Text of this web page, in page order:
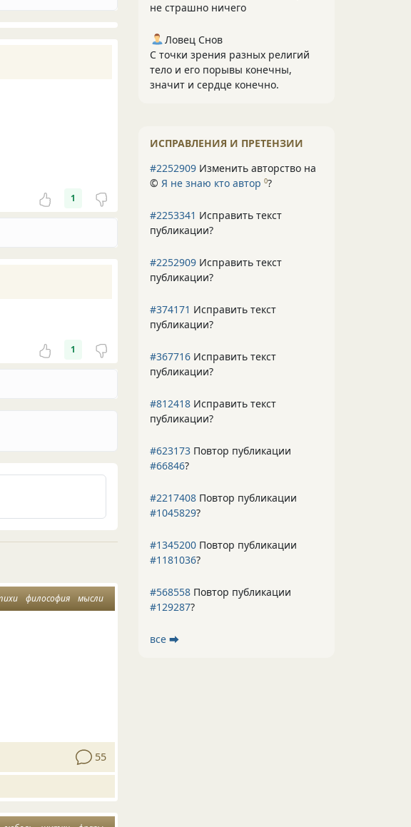
1
1
философия мысли
55
не страшно ничего
Ловец Снов
С точки зрения разных религий
тело и его порывы конечны,
значит и сердце конечно.
ИСПРАВЛЕНИЯ И ПРЕТЕНЗИИ
#2252909 Изменить авторство на
© Я не знаю кто автор 0?
#2253341 Исправить текст
публикации?
#2252909 Исправить текст
публикации?
#374171 Исправить текст
публикации?
#367716 Исправить текст
публикации?
#812418 Исправить текст
публикации?
#623173 Повтор публикации
#66846?
#2217408 Повтор публикации
#1045829?
#1345200 Повтор публикации
#1181036?
#568558 Повтор публикации
#129287?
все ⮕